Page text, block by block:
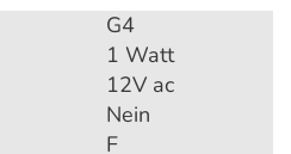
G4
1 Watt
12V ac
Nein
F